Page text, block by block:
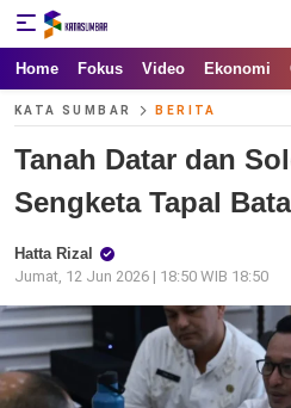
Kata Sumbar
Berita Sumbar Hari Ini
Home Fokus Video Ekonomi
KATA SUMBAR BERITA
Tanah Datar dan
Sengketa Tapal
Hatta Rizal
Jumat, 12 Jun 2026 | 18:50 WIB 18:50